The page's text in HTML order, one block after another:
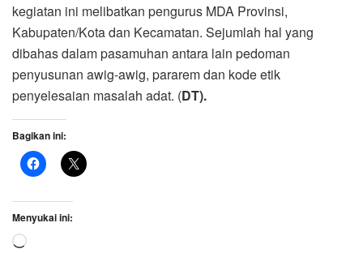
kegiatan ini melibatkan pengurus MDA Provinsi,
Kabupaten/Kota dan Kecamatan. Sejumlah hal yang
dibahas dalam pasamuhan antara lain pedoman
penyusunan awig-awig, pararem dan kode etik
penyelesaian masalah adat. (DT).
Bagikan ini:
Menyukai ini:
Memuat...